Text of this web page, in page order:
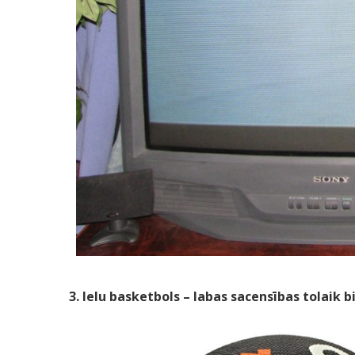
3. Ielu basketbols – labas sacensības tolaik